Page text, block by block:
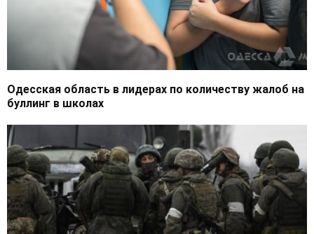
Одесская область в лидерах по количеству жалоб на
буллинг в школах